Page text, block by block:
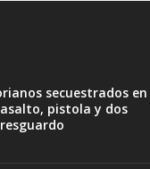
secuestrados en
pistola y dos